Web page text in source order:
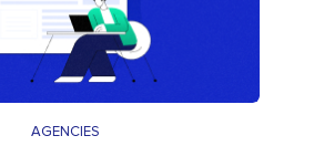
AGENCIES